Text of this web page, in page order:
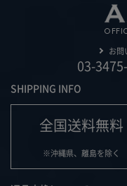
お問
03-
SHIPPING INFO
全国送料無料
※沖縄県、離島を除く